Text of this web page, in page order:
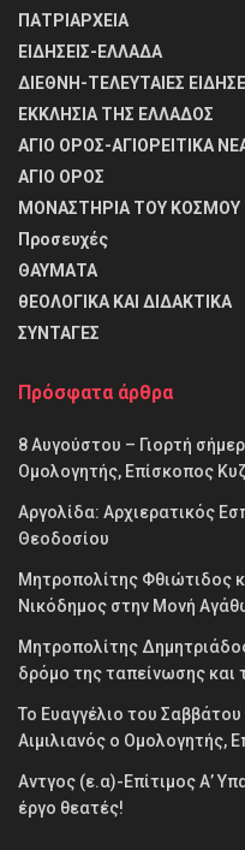
ΠΑΤΡΙΑΡΧΕΙΑ
ΕΙΔΗΣΕΙΣ-ΕΛΛΑΔΑ
ΔΙΕΘΝΗ-ΤΕΛΕΥΤΑΙΕΣ
ΕΚΚΛΗΣΙΑ ΤΗΣ ΕΛΛΑΔΟΣ
ΑΓΙΟ ΟΡΟΣ-ΑΓΙΟΡΕΙΤΙΚΑ
ΑΓΙΟ ΟΡΟΣ
ΜΟΝΑΣΤΗΡΙΑ ΤΟΥ ΚΟΣΜΟΥ
Προσευχές
ΘΑΥΜΑΤΑ
θΕΟΛΟΓΙΚΑ ΚΑΙ ΔΙΔΑΚΤΙΚΑ
ΣΥΝΤΑΓΕΣ
Πρόσφατα άρθρα
8 Αυγούστου – Γιορτή
Ομολογητής, Επίσκοπος
Αργολίδα: Αρχιερατικός
Θεοδοσίου
Μητροπολίτης Φθιώτιδος
Νικόδημος στην Μονή
Μητροπολίτης
δρόμο της ταπείνωσης και
Το Ευαγγέλιο του
Αιμιλιανός ο Ομολογητής,
Αντγος (ε.α)-Επίτιμος Α’
έργο θεατές!